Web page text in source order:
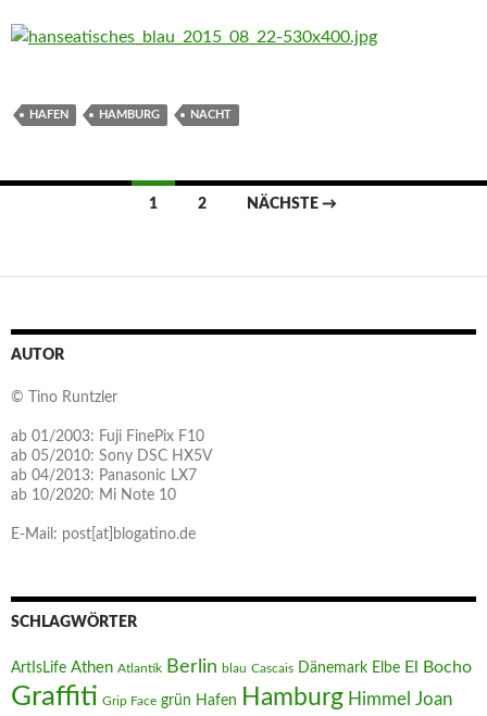
HAFEN HAMBURG NACHT
Beitragsnavigation
1 2 NÄCHSTE →
AUTOR
© Tino Runtzler
ab 01/2003: Fuji FinePix F10
ab 05/2010: Sony DSC HX5V
ab 04/2013: Panasonic LX7
ab 10/2020: Mi Note 10
E-Mail: post[at]blogatino.de
SCHLAGWÖRTER
ArtIsLife Athen Atlantik Berlin blau Cascais Dänemark Elbe El Bocho
Graffiti Grip Face grün Hafen Hamburg Himmel Joan